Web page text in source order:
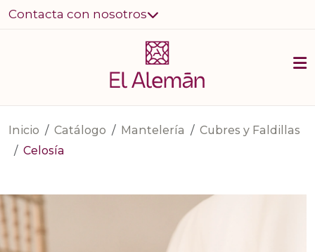
Contacta con nosotros
Inicio Catálogo Mantelería
Cubres y Faldillas
Celosía